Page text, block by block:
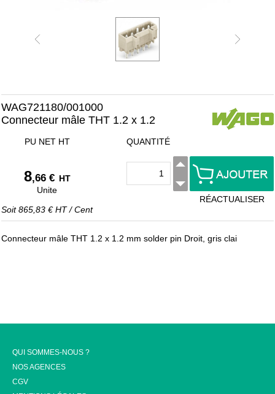
WAG721180/001000
Connecteur mâle THT 1.2 x 1.2
PU NET HT
8,66 € HT
Unite
Soit865,83 € HT/Cent
QUANTITÉ
RÉACTUALISER
Connecteur mâle THT 1.2 x 1.2 mm solder pin Droit, gris clai
QUI SOMMES-NOUS ?
NOS AGENCES
CGV